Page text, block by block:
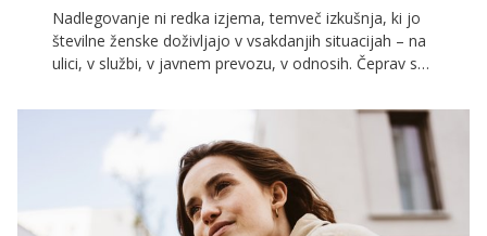
Nadlegovanje ni redka izjema, temveč izkušnja, ki jo
številne ženske doživljajo v vsakdanjih situacijah – na
ulici, v službi, v javnem prevozu, v odnosih. Čeprav se
še vedno pogosto zmanjšuje, normalizira ali potiska v
območje "pretirane občutljivosti". A resnica je precej
bolj kompleksna: nadlegovanje ni vprašanje
občutljivosti, temveč vprašanje moči, meja in varnosti.
In predvsem – vprašanje kulture, ki jo soustvarjamo